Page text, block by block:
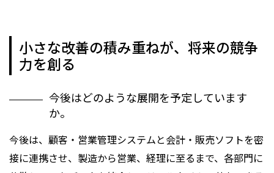
小さな改善の積み重ねが、将来の競争
力を創る
今後はどのような展開を予定しています
か。
今後は、顧客・営業管理システムと会計・販売ソフトを密
接に連携させ、製造から営業、経理に至るまで、各部門に